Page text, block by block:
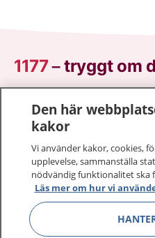
1177–tryggt om
sjukdomar och vilka
Logga in för att läsa din
vårdärenden. Ring
sjukvårdsrådgivning
1177 ger dig råd när du
Den här
kakor
Vi använder kakor, cookies,
upplevelse, sammanställa
nödvändig funktionalitet ska
Läs mer om hur vi